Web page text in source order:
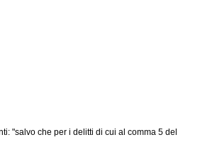
"salvo che per i delitti di cui al comma 5 del